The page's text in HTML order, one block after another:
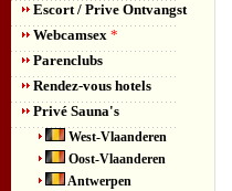
Escort / Prive Ontvangst
Webcamsex *
Parenclubs
Rendez-vous hotels
Privé Sauna's
West-Vlaanderen
Oost-Vlaanderen
Antwerpen